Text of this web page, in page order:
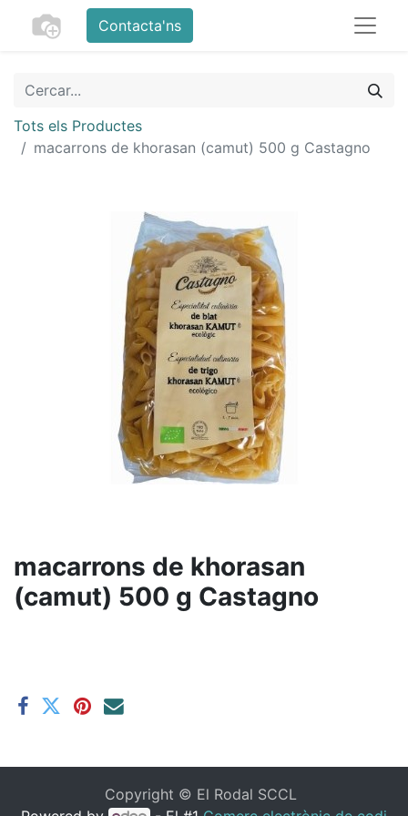
Contacta'ns
Tots els Productes
macarrons de khorasan (camut) 500 g Castagno
macarrons de khorasan
(camut) 500 g Castagno
Copyright © El Rodal SCCL